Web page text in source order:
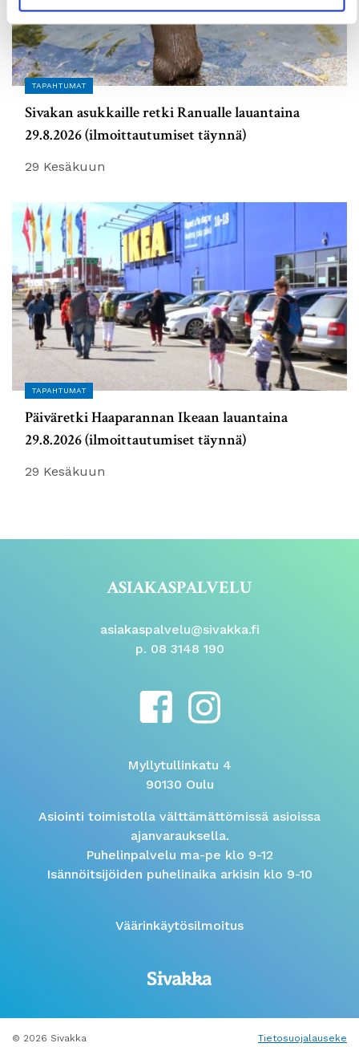
TAPAHTUMAT
Sivakan asukkaille retki Ranualle lauantaina
29.8.2026 (ilmoittautumiset täynnä)
29 Kesäkuun
TAPAHTUMAT
Päiväretki Haaparannan Ikeaan lauantaina
29.8.2026 (ilmoittautumiset täynnä)
29 Kesäkuun
ASIAKASPALVELU
asiakaspalvelu@sivakka.fi
p. 08 3148 190
Myllytullinkatu 4
90130 Oulu
Asiointi toimistolla välttämättömissä asioissa
ajanvarauksella.
Puhelinpalvelu ma-pe klo 9-12
Isännöitsijöiden puhelinaika arkisin klo 9-10
Väärinkäytösilmoitus
© 2026 Sivakka Tietosuojalauseke